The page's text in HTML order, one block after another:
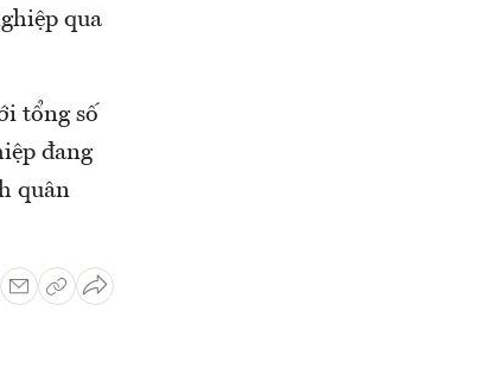
qua
tổng số
đang
quân